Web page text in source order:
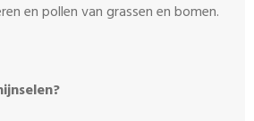
en pollen van grassen en bomen.